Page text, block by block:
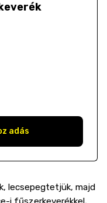
adás
lecsepegtetjük, majd